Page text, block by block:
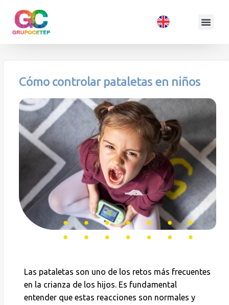
Cómo controlar pataletas en niños
Las pataletas son uno de los retos más frecuentes
en la crianza de los hijos. Es fundamental
entender que estas reacciones son normales y